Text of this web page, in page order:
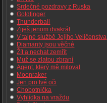
Srdečné pozdravy z Ruska
Goldfinger
Thunderball
Žiješ jenom dvakrát
V tajné službě Jejího Veličenstva
Diamanty jsou věčné
Žít a nechat zemřít
Muž se zlatou zbraní
Agent, který mě miloval
Moonraker
Jen pro tvé oči
Chobotnička
Vyhlídka na vraždu